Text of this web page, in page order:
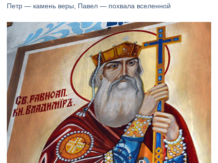
Петр — камень веры, Павел — похвала вселенной